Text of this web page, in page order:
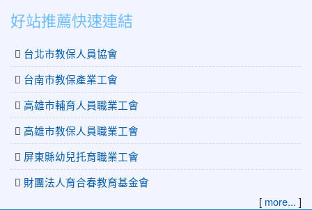
好站推薦快速連結
台北市教保人員協會
台南市教保產業工會
高雄市輔育人員職業工會
高雄市教保人員職業工會
屏東縣幼兒托育職業工會
財團法人育合春教育基金會
[ more... ]